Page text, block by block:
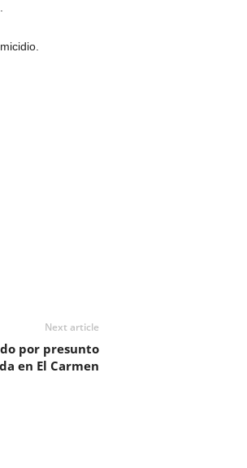
Next article
por presunto
en El Carmen